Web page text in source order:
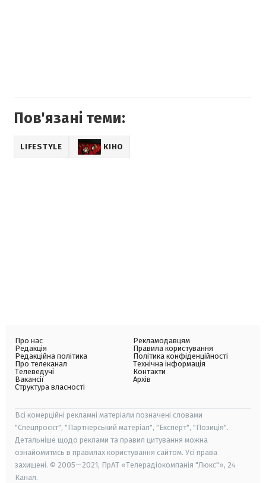
Пов'язані теми:
LIFESTYLE КІНО
Про нас
Редакція
Редакційна політика
Про телеканал
Телеведучі
Вакансії
Структура власності
Рекламодавцям
Правила користування
Політика конфіденційності
Технічна інформація
Контакти
Архів
Всі комерційні рекламні матеріали позначені словами
"Спецпроєкт", "Партнерський матеріал", "Експерт", "Позиція".
Детальніше щодо реклами та правил цитування можна
ознайомитись в правилах користування сайтом. Усі права
захищені. © 2005—2021, ПрАТ «Телерадіокомпанія "Люкс"», 24
Канал.